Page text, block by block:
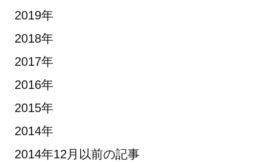
2019年
2018年
2017年
2016年
2015年
2014年
2014年12月以前の記事